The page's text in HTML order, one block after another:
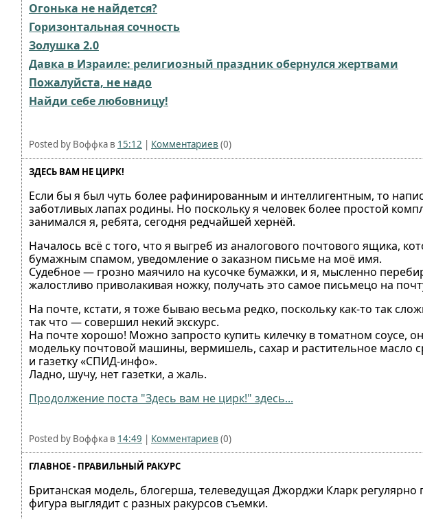
Огонька не найдется?
Горизонтальная сочность
Золушка 2.0
Давка в Израиле: религиозный праздник обернулся жертвами
Пожалуйста, не надо
Найди себе любовницу!
Posted by Воффка в 15:12 | Комментариев (0)
ЗДЕСЬ ВАМ НЕ ЦИРК!
Если бы я был чуть более рафинированным и интеллигентным, то
заботливых лапах родины. Но поскольку я человек более простой
занимался я, ребята, сегодня редчайшей хернёй.
Началось всё с того, что я выгреб из аналогового почтового ящика,
бумажным спамом, уведомление о заказном письме на моё имя.
Судебное — грозно маячило на кусочке бумажки, и я, мысленно
жалостливо приволакивая ножку, получать это самое письмецо на
На почте, кстати, я тоже бываю весьма редко, поскольку как-то так
так что — совершил некий экскурс.
На почте хорошо! Можно запросто купить килечку в томатном соусе,
модельку почтовой машины, вермишель, сахар и растительное масло
и газетку «СПИД-инфо».
Ладно, шучу, нет газетки, а жаль.
Продолжение поста "Здесь вам не цирк!" здесь...
Posted by Воффка в 14:49 | Комментариев (0)
ГЛАВНОЕ - ПРАВИЛЬНЫЙ РАКУРС
Британская модель, блогерша, телеведущая Джорджи Кларк регулярно
фигура выглядит с разных ракурсов съемки.